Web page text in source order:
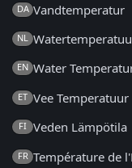
DA Vandtemperatur
NL
EN Water
ET Vee Temperatuur
FI Veden Lämpötila
FR Température de